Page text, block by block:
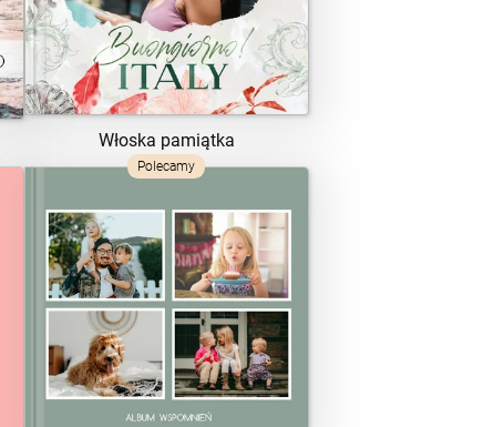
Włoska pamiątka
Polecamy
ZOBACZ SZABLON